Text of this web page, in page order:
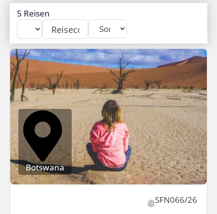
5 Reisen
Botswana
SFN066/26